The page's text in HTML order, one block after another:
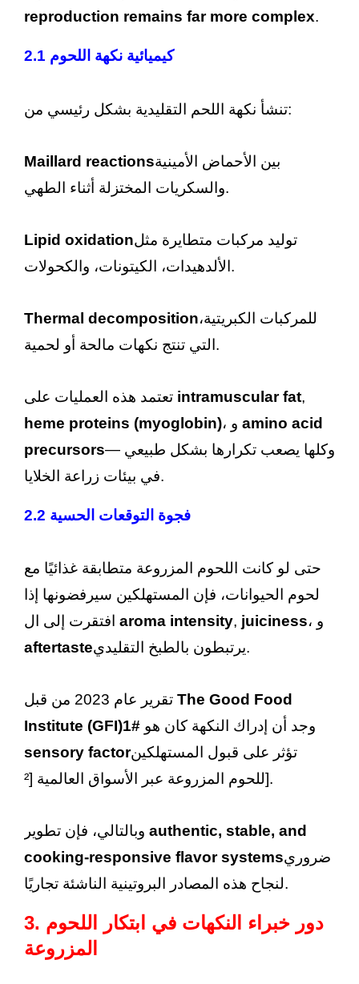
reproduction remains far more complex.
2.1 كيميائية نكهة اللحوم
تنشأ نكهة اللحم التقليدية بشكل رئيسي من:
Maillard reactionsبين الأحماض الأمينية
والسكريات المختزلة أثناء الطهي.
Lipid oxidationتوليد مركبات متطايرة مثل
الألدهيدات، الكيتونات، والكحولات.
Thermal decompositionللمركبات الكبريتية،
التي تنتج نكهات مالحة أو لحمية.
intramuscular fat,
heme proteins (myoglobin)
amino acid
precursors— وكلها يصعب تكرارها بشكل طبيعي
في بيئات زراعة الخلايا.
2.2 فجوة التوقعات الحسية
حتى لو كانت اللحوم المزروعة متطابقة غذائيًا مع
لحوم الحيوانات، فإن المستهلكين سيرفضونها إذا
aroma intensity, juiciness
، و
aftertaste
يرتبطون بالطبخ التقليدي.
The Good Food
Institute (GFI)
وجد أن إدراك النكهة كان هو
#1
sensory factorتؤثر على قبول المستهلكين
للحوم المزروعة عبر الأسواق العالمية [²].
authentic, stable, and
cooking-responsive flavor systemsضروري
لنجاح هذه المصادر البروتينية الناشئة تجاريًا.
3. دور خبراء النكهات في ابتكار اللحوم
المزروعة